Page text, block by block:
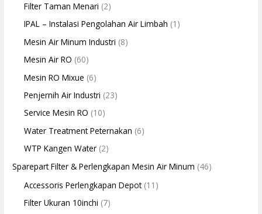
Filter Taman Menari (2)
IPAL – Instalasi Pengolahan Air Limbah (1)
Mesin Air Minum Industri (8)
Mesin Air RO (60)
Mesin RO Mixue (6)
Penjernih Air Industri (23)
Service Mesin RO (10)
Water Treatment Peternakan (6)
WTP Kangen Water (2)
Sparepart Filter & Perlengkapan Mesin Air Minum (46)
Accessoris Perlengkapan Depot(11)
Filter Ukuran 10inchi (7)